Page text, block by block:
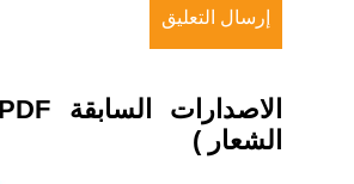
الشعار )